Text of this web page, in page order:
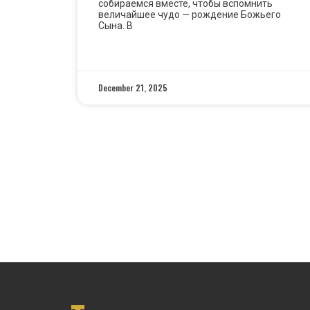
собираемся вместе, чтобы вспомнить
величайшее чудо — рождение Божьего
Сына. В
December 21, 2025